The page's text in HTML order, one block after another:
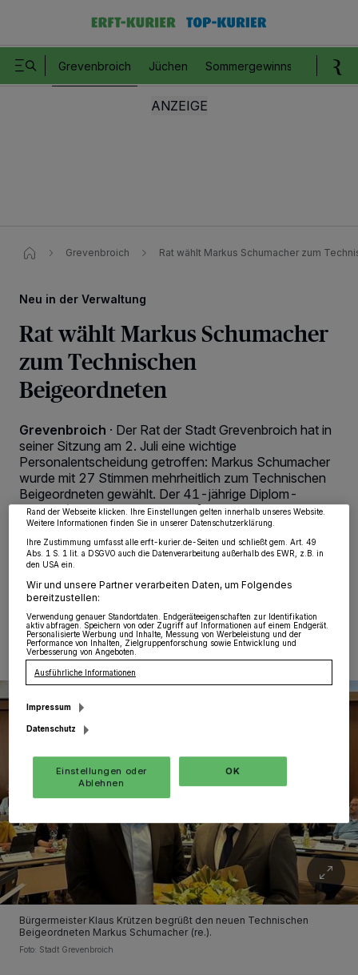
Grevenbroich Jüchen Sommergewinnspiel
Grevenbroich Rat wählt Markus Schumacher zum
Neu in der Verwaltung
Rat wählt Markus Schumacher
zum Technischen
Beigeordneten
Grevenbroich · Der Rat der Stadt Grevenbroich hat in
seiner Sitzung am 2. Juli eine wichtige
Personalentscheidung getroffen: Markus Schumacher
wurde mit 27 Stimmen mehrheitlich zum Technischen
Beigeordneten gewählt. Der 41-jährige Diplom-
Kaufmann lebt im Stadtteil Gindorf. Er tritt sein Amt
voraussichtlich zum 1. Oktober an. Die Wahl erfolgt für
die Dauer von acht Jahren.
Bürgermeister Klaus Krützen begrüßt den neuen Technischen
Beigeordneten Markus Schumacher (re.).
Foto: Stadt Grevenbroich
wie Browserdaten oder eindeutige Kennungen auf Ihrem Gerät zu. Durch Auswahl
von OK aktivieren Sie Tracking-Technologien für die unter „Wir und unsere
Partner verarbeiten Daten, um Ihnen Dienste bereitzustellen“ aufgeführten
Zwecke. Wenn Tracker deaktiviert sind, sind manche Inhalte und Anzeigen
möglicherweise nicht mehr so relevant für Sie. Sie können dieses Menü jederzeit
wieder aufrufen, um Ihre Einstellungen zu ändern oder Ihre Einwilligung zu
widerrufen, indem Sie auf den Link Einstellungen oder Ablehnen am unteren
Rand der Webseite klicken. Ihre Einstellungen gelten innerhalb unseres Website.
Weitere Informationen finden Sie in unserer Datenschutzerklärung.
Ihre Zustimmung umfasst alle erft-kurier.de-Seiten und schließt gem. Art. 49
Abs. 1 S. 1 lit. a DSGVO auch die Datenverarbeitung außerhalb des EWR, z.B. in
den USA ein.
Wir und unsere Partner verarbeiten Daten, um Folgendes
bereitzustellen:
Verwendung genauer Standortdaten. Endgeräteeigenschaften zur Identifikation
aktiv abfragen. Speichern von oder Zugriff auf Informationen auf einem Endgerät.
Personalisierte Werbung und Inhalte, Messung von Werbeleistung und der
Performance von Inhalten, Zielgruppenforschung sowie Entwicklung und
Verbesserung von Angeboten.
Ausführliche Informationen
Impressum
Datenschutz
Einstellungen oder
Ablehnen
OK